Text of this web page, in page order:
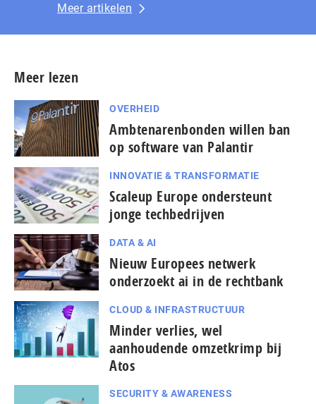
Meer artikelen
Meer lezen
OVERHEID
Amb­te­na­ren­bon­den willen ban
op software van Palantir
INNOVATIE & TRANSFORMATIE
Scaleup Europe ondersteunt
jonge techbedrijven
DATA & AI
Nieuw Europees netwerk
onderzoekt ai in de rechtbank
CLOUD & INFRASTRUCTUUR
Minder verlies, wel
aanhoudende omzetkrimp bij
Atos
SECURITY & AWARENESS